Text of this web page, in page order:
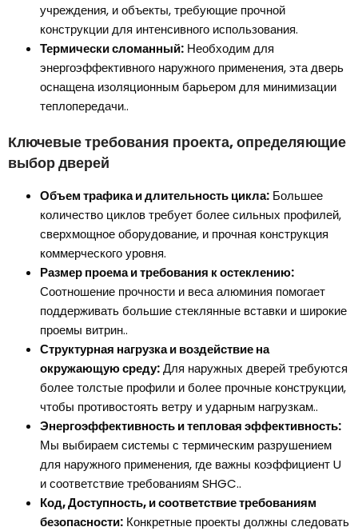
учреждения, и объекты, требующие прочной
конструкции для интенсивного использования.
Термически сломанный: Необходим для
энергоэффективного наружного применения, эта дверь
оснащена изоляционным барьером для минимизации
теплопередачи..
Ключевые требования проекта, определяющие
выбор дверей
Объем трафика и длительность цикла: Большее
количество циклов требует более сильных профилей,
сверхмощное оборудование, и прочная конструкция
коммерческого уровня.
Размер проема и требования к остеклению:
Соотношение прочности и веса алюминия помогает
поддерживать большие стеклянные вставки и широкие
проемы витрин..
Структурная нагрузка и воздействие на
окружающую среду:Для наружных дверей требуются
более толстые профили и более прочные конструкции,
чтобы противостоять ветру и ударным нагрузкам..
Энергоэффективность и тепловая эффективность:
Мы выбираем системы с термическим разрушением
для наружного применения, где важны коэффициент U
и соответствие требованиям SHGC..
Код, Доступность, и соответствие требованиям
безопасности: Конкретные проекты должны следовать